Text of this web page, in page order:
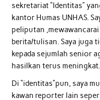
sekretariat “Identitas”
kantor Humas UNHAS.
peliputan
berita/tulisan. Saya juga
kepada sejumlah senior
hasilkan terus meningkat.
Di “identitas”pun, saya
kawan reporter lain